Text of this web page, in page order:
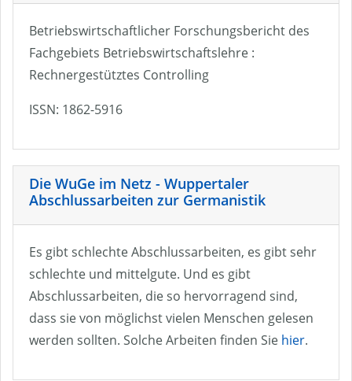
Betriebswirtschaftlicher Forschungsbericht des
Fachgebiets Betriebswirtschaftslehre :
Rechnergestütztes Controlling
ISSN: 1862-5916
Die WuGe im Netz - Wuppertaler
Abschlussarbeiten zur Germanistik
Es gibt schlechte Abschlussarbeiten, es gibt sehr
schlechte und mittelgute. Und es gibt
Abschlussarbeiten, die so hervorragend sind,
dass sie von möglichst vielen Menschen gelesen
werden sollten. Solche Arbeiten finden Sie hier.